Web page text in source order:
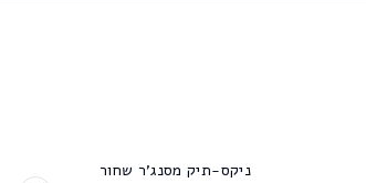
ניקס-תיק מסנג'ר שחור